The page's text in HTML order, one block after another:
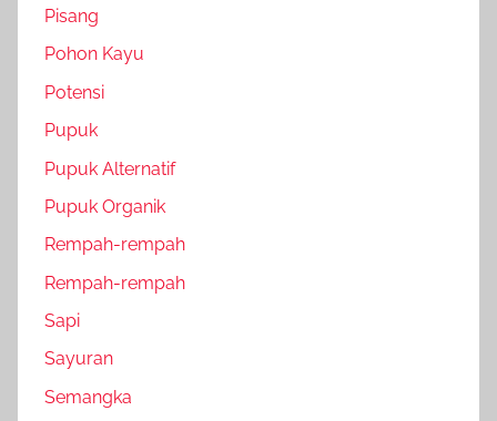
Pisang
Pohon Kayu
Potensi
Pupuk
Pupuk Alternatif
Pupuk Organik
Rempah-rempah
Rempah-rempah
Sapi
Sayuran
Semangka